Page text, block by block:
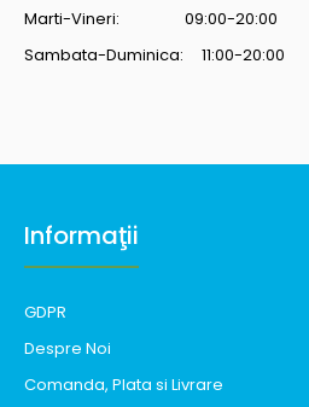
Marti-Vineri: 09:00-20:00
Sambata-Duminica: 11:00-20:00
Informaţii
GDPR
Despre Noi
Comanda, Plata si Livrare